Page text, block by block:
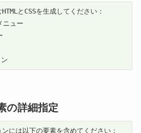
とCSSを生成してください：
ニュー
の詳細指定
には以下の要素を含めてください：